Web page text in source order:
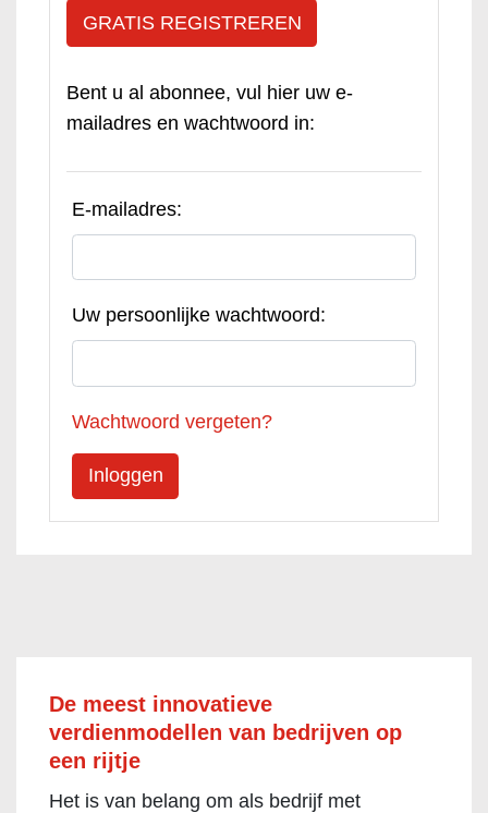
GRATIS REGISTREREN
Bent u al abonnee, vul hier uw e-
mailadres en wachtwoord in:
E-mailadres:
Uw persoonlijke wachtwoord:
Wachtwoord vergeten?
De meest innovatieve
verdienmodellen van bedrijven op
een rijtje
Het is van belang om als bedrijf met